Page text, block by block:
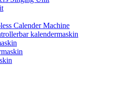
Calender Machine
kalendermaskin